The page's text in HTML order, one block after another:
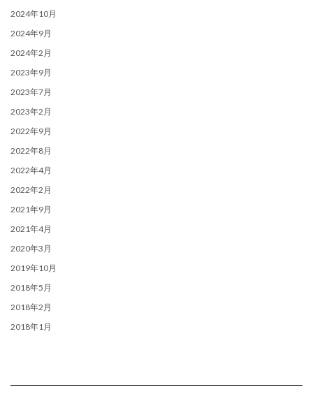
2024年10月
2024年9月
2024年2月
2023年9月
2023年7月
2023年2月
2022年9月
2022年8月
2022年4月
2022年2月
2021年9月
2021年4月
2020年3月
2019年10月
2018年5月
2018年2月
2018年1月